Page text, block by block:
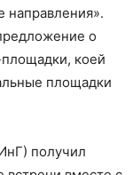
направления».
о
коей
площадки
получил